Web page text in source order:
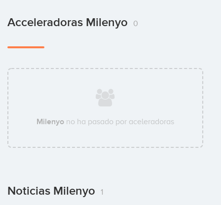
Acceleradoras Milenyo 0
Milenyo no ha pasado por aceleradoras
Noticias Milenyo 1